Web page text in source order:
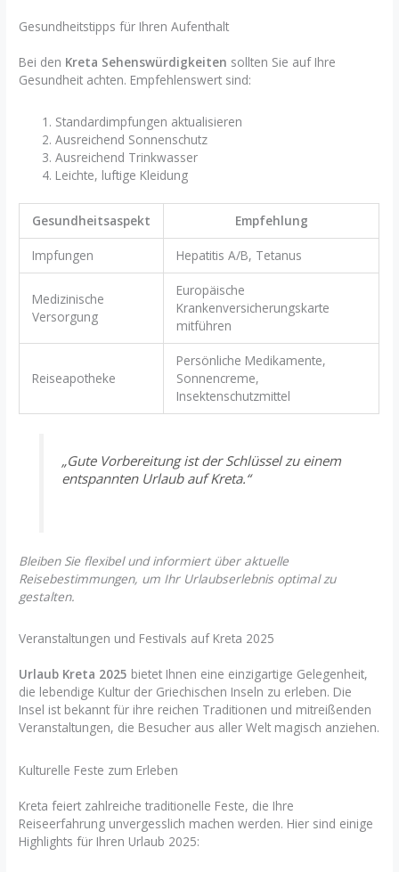
Gesundheitstipps für Ihren Aufenthalt
Bei den Kreta Sehenswürdigkeiten sollten Sie auf Ihre
Gesundheit achten. Empfehlenswert sind:
Standardimpfungen aktualisieren
Ausreichend Sonnenschutz
Ausreichend Trinkwasser
Leichte, luftige Kleidung
Gesundheitsaspekt Empfehlung
Impfungen Hepatitis A/B, Tetanus
Medizinische
Versorgung
Europäische
Krankenversicherungskarte
mitführen
Reiseapotheke
Persönliche Medikamente,
Sonnencreme,
Insektenschutzmittel
„Gute Vorbereitung ist der Schlüssel zu einem
entspannten Urlaub auf Kreta.“
Bleiben Sie flexibel und informiert über aktuelle
Reisebestimmungen, um Ihr Urlaubserlebnis optimal zu
gestalten.
Veranstaltungen und Festivals auf Kreta 2025
Urlaub Kreta 2025 bietet Ihnen eine einzigartige Gelegenheit,
die lebendige Kultur der Griechischen Inseln zu erleben. Die
Insel ist bekannt für ihre reichen Traditionen und mitreißenden
Veranstaltungen, die Besucher aus aller Welt magisch anziehen.
Kulturelle Feste zum Erleben
Kreta feiert zahlreiche traditionelle Feste, die Ihre
Reiseerfahrung unvergesslich machen werden. Hier sind einige
Highlights für Ihren Urlaub 2025: